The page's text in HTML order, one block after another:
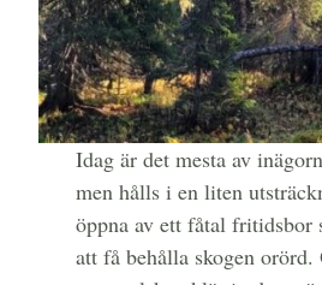
Idag är det mesta av
men hålls i en liten
öppna av ett fåtal fritidsbor
att få behålla skogen orörd.